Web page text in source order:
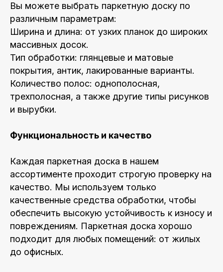
Вы можете выбрать паркетную доску по
различным параметрам:
Ширина и длина: от узких планок до широких
массивных досок.
Тип обработки: глянцевые и матовые
покрытия, антик, лакированные варианты.
Количество полос: однополосная,
трехполосная, а также другие типы рисунков
и вырубки.
Функциональность и качество
Каждая паркетная доска в нашем
ассортименте проходит строгую проверку на
качество. Мы используем только
качественные средства обработки, чтобы
обеспечить высокую устойчивость к износу и
повреждениям. Паркетная доска хорошо
подходит для любых помещений: от жилых
до офисных.